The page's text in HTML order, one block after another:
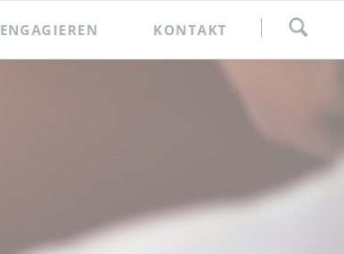
überspringen
ENGAGIEREN KONTAKT